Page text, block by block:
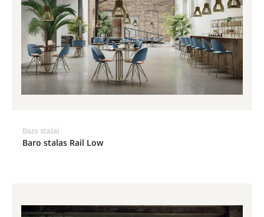
Baro stalai
Baro stalas Rail Low